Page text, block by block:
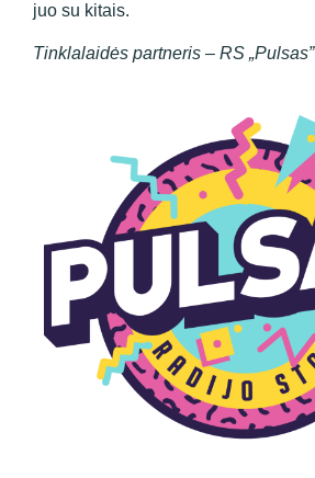
juo su kitais.
Tinklalaidės partneris – RS „Pulsas”